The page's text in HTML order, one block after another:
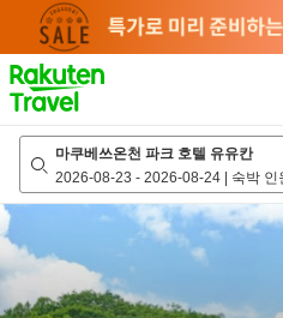
page
마쿠베쓰온천 파크 호텔 유유칸
2026-08-23 - 2026-08-24 | 숙박 인